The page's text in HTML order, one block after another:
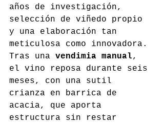
años de investigación,
selección de viñedo propio
y una elaboración tan
meticulosa como innovadora.
Tras una vendimia manual,
el vino reposa durante seis
meses, con una sutil
crianza en barrica de
acacia, que aporta
estructura sin restar